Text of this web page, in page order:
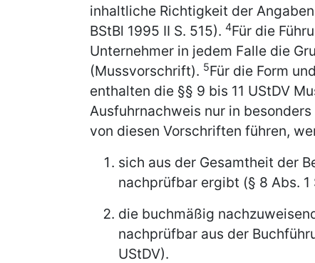
inhaltliche Richtigkeit der
BStBl 1995 II S. 515). 4Für die
Unternehmer in jedem Falle die
(Mussvorschrift). 5Für die Form
enthalten die §§ 9 bis 11 UStDV
Ausfuhrnachweis nur in
von diesen Vorschriften führen,
sich aus der Gesamtheit der
nachprüfbar ergibt (§ 8 Abs. 1
die buchmäßig
nachprüfbar aus der
UStDV).